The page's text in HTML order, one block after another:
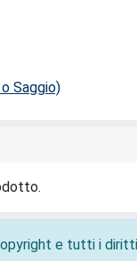
Saggio)
e tutti i